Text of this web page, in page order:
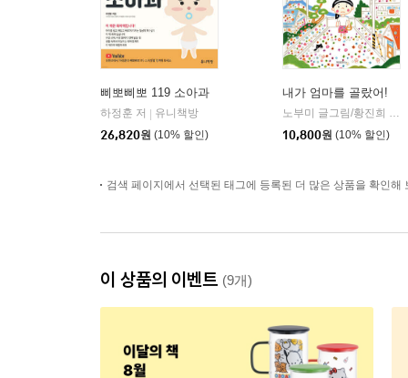
삐뽀삐뽀 119 소아과
하정훈 저
유니책방
26,820원 (10% 할인)
내가 엄마를 골랐어!
노부미 글그림/황진희 역
10,800원 (10% 할인)
검색 페이지에서 선택된 태그에 등록된 더 많은 상품을 확인해
이 상품의 이벤트 (9개)